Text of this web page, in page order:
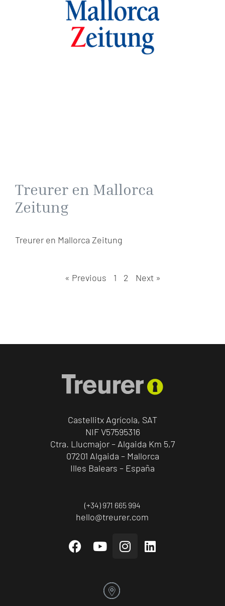
Treurer en Mallorca
Zeitung
Treurer en Mallorca Zeitung
« Previous 1 2 Next »
Castellitx Agrícola, SAT
NIF V57595316
Ctra. Llucmajor – Algaida Km 5,7
07201 Algaida – Mallorca
Illes Balears – España
(+34) 971 665 994
hello@treurer.com